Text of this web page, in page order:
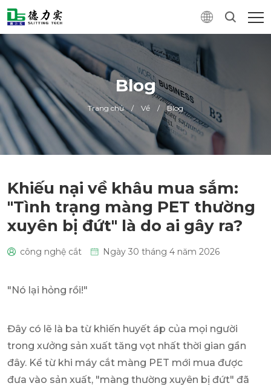
Blog
Trang chủ / Về / Blog
Khiếu nại về khâu mua sắm:
"Tình trạng màng PET thường
xuyên bị đứt" là do ai gây ra?
công nghệ cắt Ngày 30 tháng 4 năm 2026
"Nó lại hỏng rồi!"
Đây có lẽ là ba từ khiến huyết áp của mọi người
trong xưởng sản xuất tăng vọt nhất thời gian gần
đây. Kể từ khi máy cắt màng PET mới mua được
đưa vào sản xuất, "màng thường xuyên bị đứt" đã